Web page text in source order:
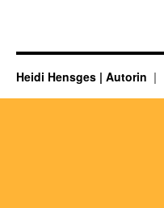
Heidi Hensges | Autorin